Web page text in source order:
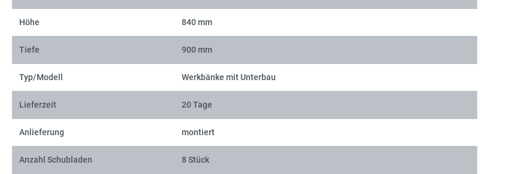
Höhe 840 mm
Tiefe 900 mm
Typ/Modell Werkbänke mit Unterbau
Lieferzeit 20 Tage
Anlieferung montiert
Anzahl Schubladen 8 Stück